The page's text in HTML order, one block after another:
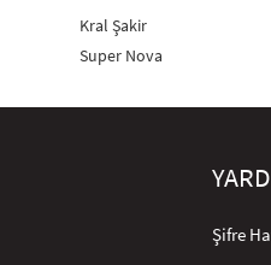
Kral Şakir
Super Nova
Şifre